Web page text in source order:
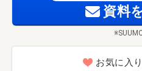
ファミリーマート熊本野口店まで
(1) さくっと見学コー
(2) じっくり見学コー
(3) 納得見学コース （
(4) まずは住宅ローン相
資料
お気に入